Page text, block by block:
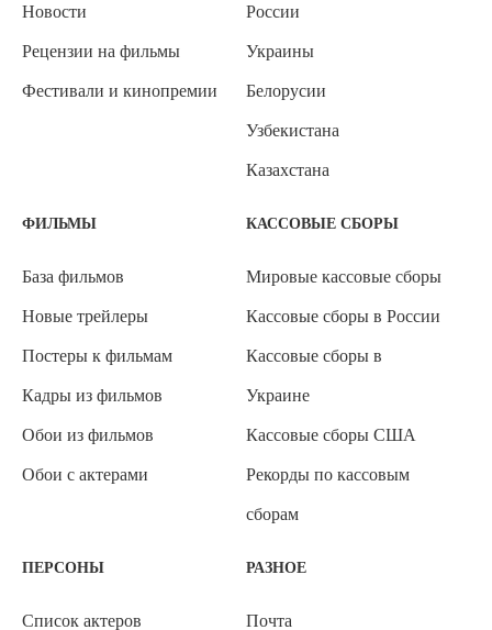
Новости
Рецензии на фильмы
Фестивали и кинопремии
России
Украины
Белорусии
Узбекистана
Казахстана
ФИЛЬМЫ
База фильмов
Новые трейлеры
Постеры к фильмам
Кадры из фильмов
Обои из фильмов
Обои с актерами
КАССОВЫЕ СБОРЫ
Мировые кассовые сборы
Кассовые сборы в России
Кассовые сборы в
Украине
Кассовые сборы США
Рекорды по кассовым
сборам
ПЕРСОНЫ
Список актеров
РАЗНОЕ
Почта